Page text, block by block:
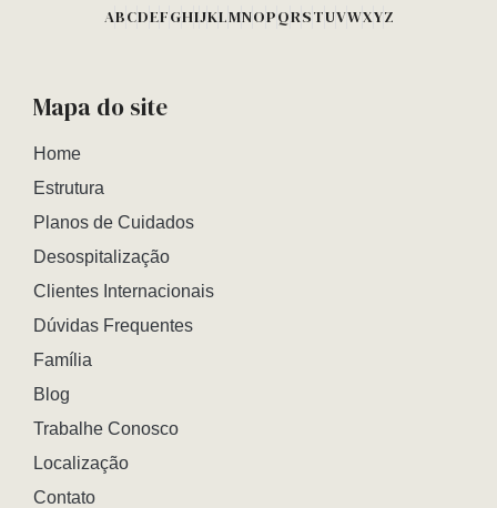
ABCDEFGHIJKLMNOPQRSTUVWXYZ
Mapa do site
Home
Estrutura
Planos de Cuidados
Desospitalização
Clientes Internacionais
Dúvidas Frequentes
Família
Blog
Trabalhe Conosco
Localização
Contato